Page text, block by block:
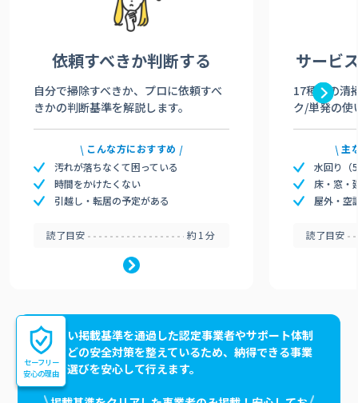
依頼すべきか判断する
自分で掃除すべきか、プロに依頼すべ
きかの判断基準を解説します。
こんな方におすすめ
汚れが落ちなくて困っている
時間をかけたくない
引越し・転居の予定がある
読了目安 約1分
サービ
17種類の清
ク/単発の使
主
水回り（
床・窓・
屋外・空
読了目安
高い掲載基準を通過した認定事業者やサポート体制
などの安全対策を整えているため、納得できる事業
者選びを安心して行えます。
セーフリー
安心の理由